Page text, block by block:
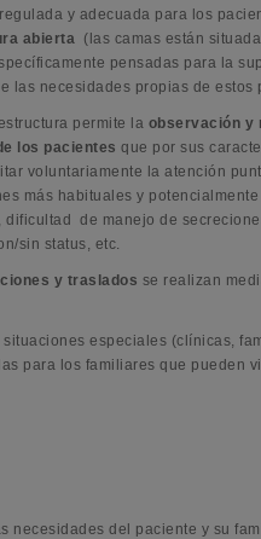
y adecuada para los
abierta (las camas están
pensadas para la
las necesidades propias de estos
permite la observación y
los pacientes que por sus
voluntariamente la atención
más habituales y
dificultad de manejo de
sin status, etc.
y traslados se realizan
especiales (clínicas,
para los familiares que pueden
necesidades del paciente y su